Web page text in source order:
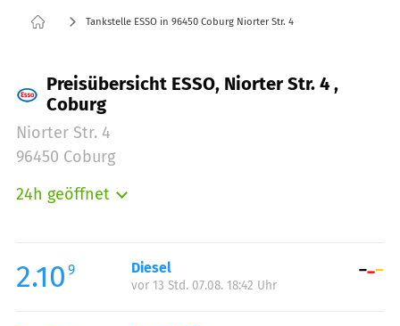
Tankstelle ESSO in 96450 Coburg Niorter Str. 4
Preisübersicht ESSO, Niorter Str. 4 ,
Coburg
Niorter Str. 4
96450 Coburg
24h geöffnet
Mittwoch:
00:00-24:00
Donnerstag:
2.10 9 Diesel
vor 13 Std. 07.08. 18:42 Uhr